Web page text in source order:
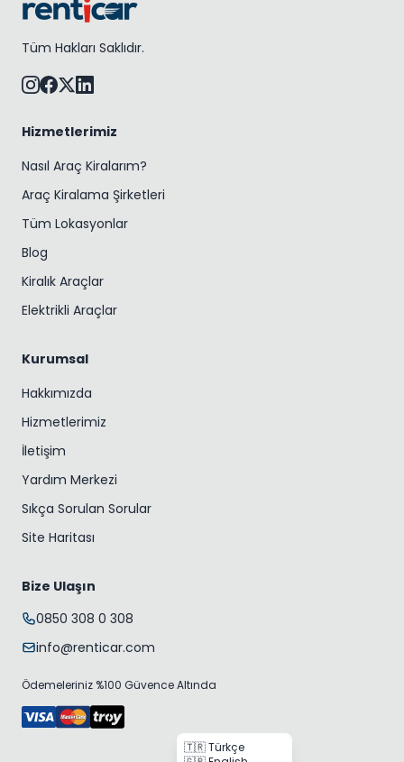
Tüm Hakları Saklıdır.
Hizmetlerimiz
Nasıl Araç Kiralarım?
Araç Kiralama Şirketleri
Tüm Lokasyonlar
Blog
Kiralık Araçlar
Elektrikli Araçlar
Kurumsal
Hakkımızda
Hizmetlerimiz
İletişim
Yardım Merkezi
Sıkça Sorulan Sorular
Site Haritası
Bize Ulaşın
0850 308 0 308
info@renticar.com
Ödemeleriniz %100 Güvence Altında
🇹🇷 Türkçe